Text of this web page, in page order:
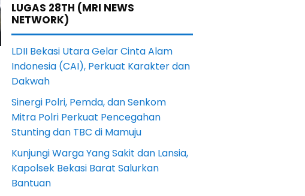
LUGAS 28TH (MRI NEWS
NETWORK)
LDII Bekasi Utara Gelar Cinta Alam
Indonesia (CAI), Perkuat Karakter dan
Dakwah
Sinergi Polri, Pemda, dan Senkom
Mitra Polri Perkuat Pencegahan
Stunting dan TBC di Mamuju
Kunjungi Warga Yang Sakit dan Lansia,
Kapolsek Bekasi Barat Salurkan
Bantuan